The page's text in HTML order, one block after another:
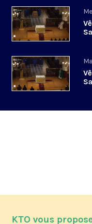
KTO vous